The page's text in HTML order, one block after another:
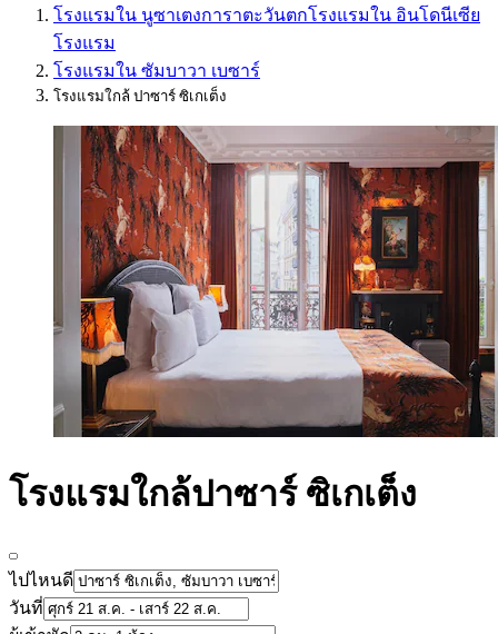
โรงแรมใน นูซาเตงการาตะวันตกโรงแรมใน อินโดนีเซีย
โรงแรม
โรงแรมใน ซัมบาวา เบซาร์
โรงแรมใกล้ ปาซาร์ ซิเกเต็ง
โรงแรมใกล้ปาซาร์ ซิเกเต็ง
ไปไหนดี
วันที่